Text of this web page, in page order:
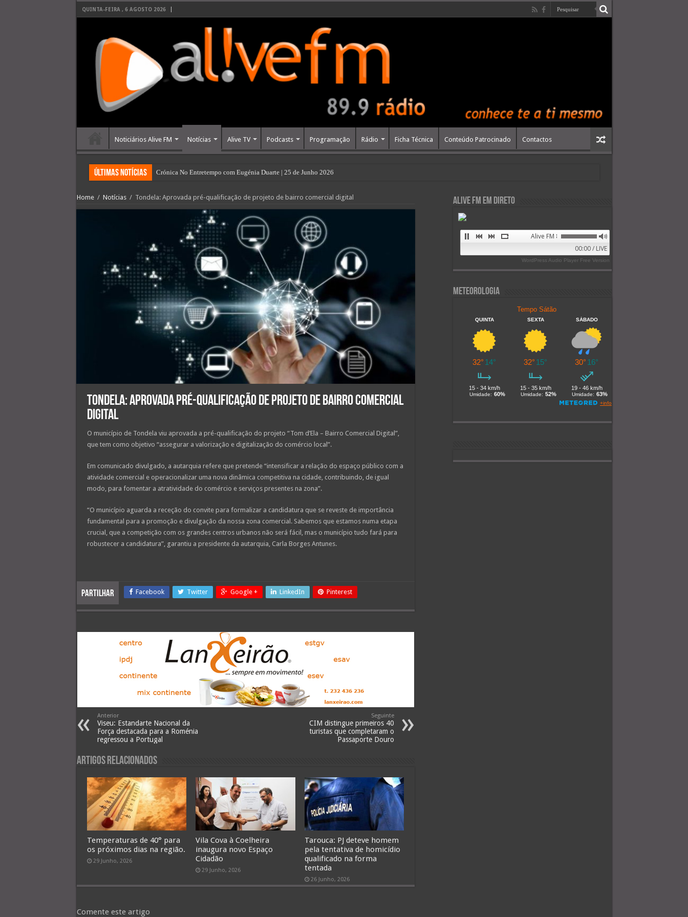
QUINTA-FEIRA , 6 AGOSTO 2026
Noticiários Alive FM Notícias Alive TV Podcasts Programação Rádio Ficha Técnica Conteúdo Patrocinado Contactos
últimas Notícias Crónica No Entretempo com Eugénia Duarte | 25 de Junho 2026
Home / Notícias / Tondela: Aprovada pré-qualificação de projeto de bairro comercial digital
Tondela: Aprovada pré-qualificação de projeto de bairro comercial
digital
O município de Tondela viu aprovada a pré-qualificação do projeto “Tom d’Ela – Bairro Comercial Digital”,
que tem como objetivo “assegurar a valorização e digitalização do comércio local”.
Em comunicado divulgado, a autarquia refere que pretende “intensificar a relação do espaço público com a
atividade comercial e operacionalizar uma nova dinâmica competitiva na cidade, contribuindo, de igual
modo, para fomentar a atratividade do comércio e serviços presentes na zona”.
“O município aguarda a receção do convite para formalizar a candidatura que se reveste de importância
fundamental para a promoção e divulgação da nossa zona comercial. Sabemos que estamos numa etapa
crucial, que a competição com os grandes centros urbanos não será fácil, mas o município tudo fará para
robustecer a candidatura”, garantiu a presidente da autarquia, Carla Borges Antunes.
Partilhar Facebook Twitter Google + LinkedIn Pinterest
Anterior
Viseu: Estandarte Nacional da
Força destacada para a Roménia
regressou a Portugal
Seguinte
CIM distingue primeiros 40
turistas que completaram o
Passaporte Douro
Artigos Relacionados
Temperaturas de 40° para
os próximos dias na região.
29 Junho, 2026
Vila Cova à Coelheira
inaugura novo Espaço
Cidadão
29 Junho, 2026
Tarouca: PJ deteve homem
pela tentativa de homicídio
qualificado na forma
tentada
26 Junho, 2026
Comente este artigo
Alive FM em Direto
Alive FM 89.9
00:00 / LIVE
WordPress Audio Player Free Version
Meteorologia